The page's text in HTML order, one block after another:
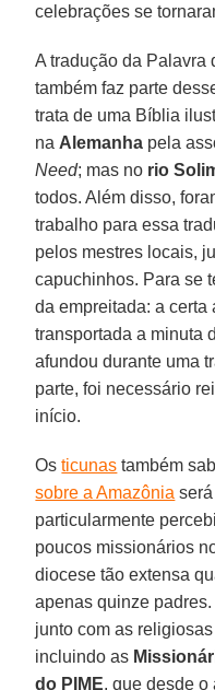
celebrações se
A tradução da Palavra
também faz parte
trata de uma Bíblia
na Alemanha pela
Need; mas no rio
todos. Além disso,
trabalho para essa
pelos mestres locais,
capuchinhos. Para se
da empreitada: a certa
transportada a minuta
afundou durante uma
parte, foi necessário
início.
Osticunas também
sobre a Amazônia
particularmente
poucos missionários
diocese tão extensa
apenas quinze
junto com as
incluindo as
do PIME, que desde o